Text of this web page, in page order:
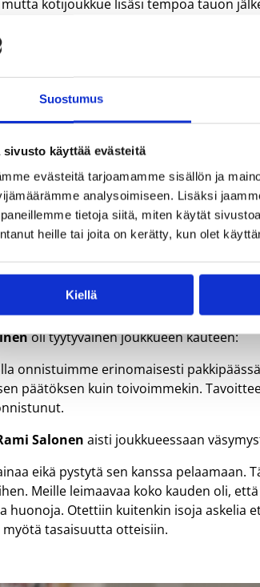
Suostumus
sivusto käyttää evästeitä
evästeitä tarjoamamme sisällön ja
analysoimiseen. Lisäksi
tietoja siitä, miten käytät
heille tai joita on kerätty, kun olet
Kiellä
kotijoukkue lisäsi tempoa tauon
Ero kasvoi ratkaisevaksi
neljä.
Basket 64–52
puolustuspelaamisen ansiosta.
askeleen edellä. Huima kontrolloi
päätösjaksolla. Huiman paras oli
joukkueiden kausi päättyi tähän
oli tyytyväinen joukkueen kauteen:
onnistuimme erinomaisesti
päätöksen kuin toivoimmekin.
Salonen aisti joukkueessaan
eikä pystytä sen kanssa pelaamaan.
Meille leimaavaa koko kauden oli,
huonoja. Otettiin kuitenkin isoja askelia
tasaisuutta otteisiin.